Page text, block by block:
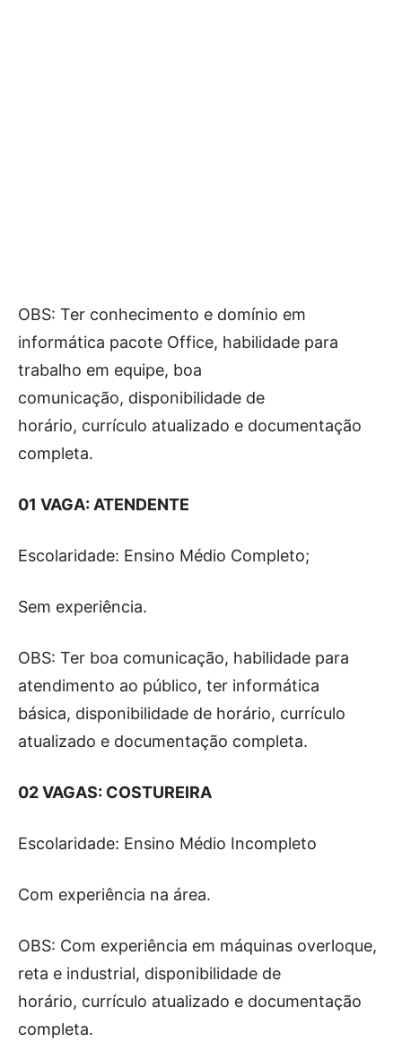
OBS: Ter conhecimento e domínio em
informática pacote Office, habilidade para
trabalho em equipe, boa
comunicação, disponibilidade de
horário, currículo atualizado e documentação
completa.
01 VAGA: ATENDENTE
Escolaridade: Ensino Médio Completo;
Sem experiência.
OBS: Ter boa comunicação, habilidade para
atendimento ao público, ter informática
básica, disponibilidade de horário, currículo
atualizado e documentação completa.
02 VAGAS: COSTUREIRA
Escolaridade: Ensino Médio Incompleto
Com experiência na área.
OBS: Com experiência em máquinas overloque,
reta e industrial, disponibilidade de
horário, currículo atualizado e documentação
completa.